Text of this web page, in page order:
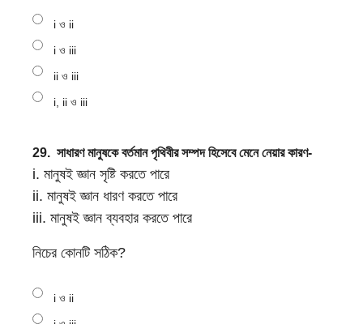
i ও ii
i ও iii
ii ও iii
i, ii ও iii
29. সাধারণ মানুষকে বর্তমান পৃথিবীর সম্পদ হিসেবে মেনে নেয়ার কারণ-
i. মানুষই জ্ঞান সৃষ্টি করতে পারে
ii. মানুষই জ্ঞান ধারণ করতে পারে
iii. মানুষই জ্ঞান ব্যবহার করতে পারে
নিচের কোনটি সঠিক?
i ও ii